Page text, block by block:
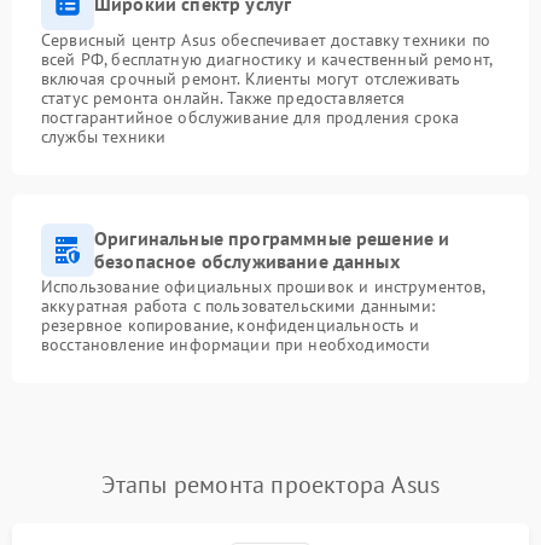
Сервисный центр Asus обеспечивает доставку техники по
всей РФ, бесплатную диагностику и качественный ремонт,
включая срочный ремонт. Клиенты могут отслеживать
статус ремонта онлайн. Также предоставляется
постгарантийное обслуживание для продления срока
службы техники
Оригинальные программные решение и
безопасное обслуживание данных
Использование официальных прошивок и инструментов,
аккуратная работа с пользовательскими данными:
резервное копирование, конфиденциальность и
восстановление информации при необходимости
Этапы ремонта проектора Asus